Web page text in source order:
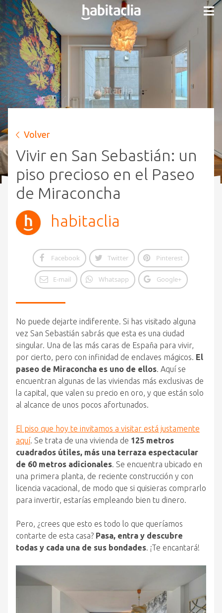
Volver
Vivir en San Sebastián: un
piso precioso en el Paseo
de Miraconcha
habitaclia
Facebook Twitter Pinterest
E-mail Whatsapp Google+
No puede dejarte indiferente. Si has visitado alguna
vez San Sebastián sabrás que esta es una ciudad
singular. Una de las más caras de España para vivir,
por cierto, pero con infinidad de enclaves mágicos. El
paseo de Miraconcha es uno de ellos. Aquí se
encuentran algunas de las viviendas más exclusivas de
la capital, que valen su precio en oro, y que están solo
al alcance de unos pocos afortunados.
El piso que hoy te invitamos a visitar está justamente
aquí. Se trata de una vivienda de 125 metros
cuadrados útiles, más una terraza espectacular
de 60 metros adicionales. Se encuentra ubicado en
una primera planta, de reciente construcción y con
licencia vacacional, de modo que si quisieras comprarlo
para invertir, estarías empleando bien tu dinero.
Pero, ¿crees que esto es todo lo que queríamos
contarte de esta casa? Pasa, entra y descubre
todas y cada una de sus bondades. ¡Te encantará!